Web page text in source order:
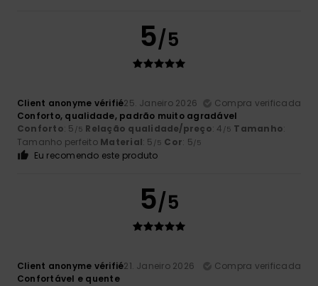
5/5
Client anonyme vérifié25. Janeiro 2026
Compra verificada
Conforto, qualidade, padrão muito agradável
Conforto: 5 /5 Relação qualidade/preço: 4 /5 Tamanho:
Tamanho perfeito Material: 5 /5 Cor: 5/5
Eu recomendo este produto
5/5
Client anonyme vérifié21. Janeiro 2026
Compra verificada
Confortável e quente